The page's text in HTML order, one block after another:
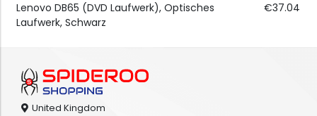
Lenovo DB65 (DVD Laufwerk), Optisches
Laufwerk, Schwarz
€37.04
United Kingdom